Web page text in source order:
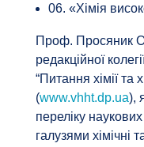
06. «Хімія
Проф. Просяник
редакційної
“Питання хімії та
(www.vhht.dp.ua),
переліку
галузями хімічні